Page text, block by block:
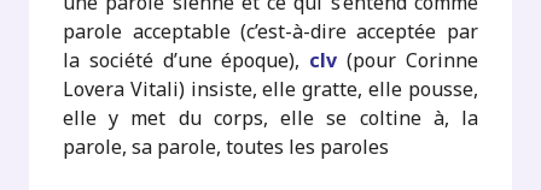
parole acceptable (c’est-à-dire acceptée par
la société d’une époque), clv (pour Corinne
Lovera Vitali) insiste, elle gratte, elle pousse,
elle y met du corps, elle se coltine à, la
parole, sa parole, toutes les paroles